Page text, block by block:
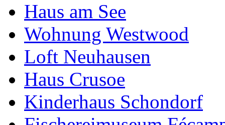
Haus am See
Wohnung Westwood
Loft Neuhausen
Haus Crusoe
Kinderhaus Schondorf